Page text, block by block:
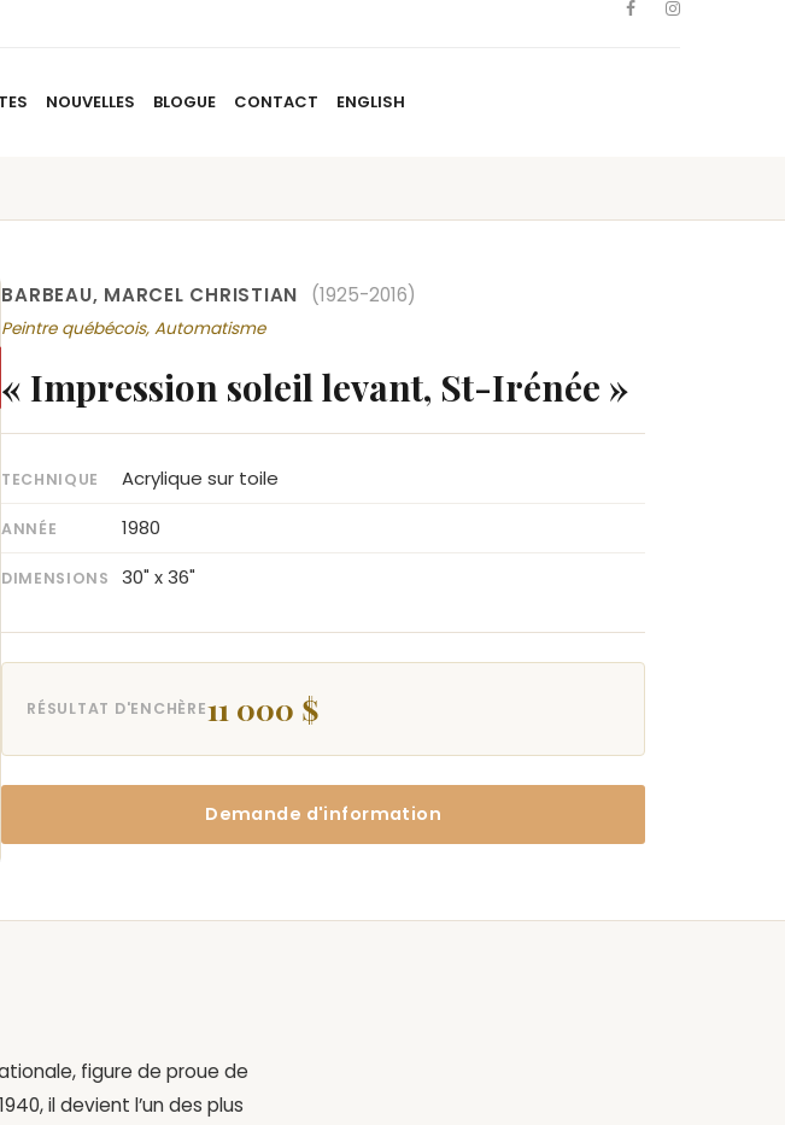
NOUVELLES BLOGUE CONTACT ENGLISH
BARBEAU, MARCEL CHRISTIAN (1925-2016)
Peintre québécois, Automatisme
« Impression soleil levant, St-Irénée »
TECHNIQUE Acrylique sur toile
ANNÉE 1980
DIMENSIONS 30" x 36"
RÉSULTAT D'ENCHÈRE11 000 $
Demande d'information
figure de proue de
il devient l’un des plus